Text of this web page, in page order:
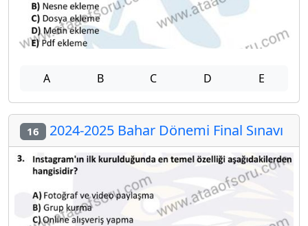
A B C D E
16 2024-2025 Bahar Dönemi Final Sınavı